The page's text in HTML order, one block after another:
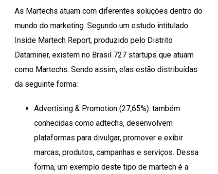
As Martechs atuam com diferentes soluções dentro do
mundo do marketing. Segundo um estudo intitulado
Inside Martech Report, produzido pelo Distrito
Dataminer, existem no Brasil 727 startups que atuam
como Martechs. Sendo assim, elas estão distribuídas
da seguinte forma:
Advertising & Promotion (27,65%): também
conhecidas como adtechs, desenvolvem
plataformas para divulgar, promover e exibir
marcas, produtos, campanhas e serviços. Dessa
forma, um exemplo deste tipo de martech é a